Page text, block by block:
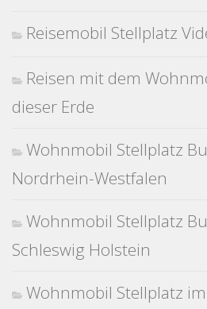
Reisemobil Stellplatz
Reisen mit dem
dieser Erde
Wohnmobil Stellplatz
Nordrhein-Westfalen
Wohnmobil Stellplatz
Schleswig Holstein
Wohnmobil Stellplatz